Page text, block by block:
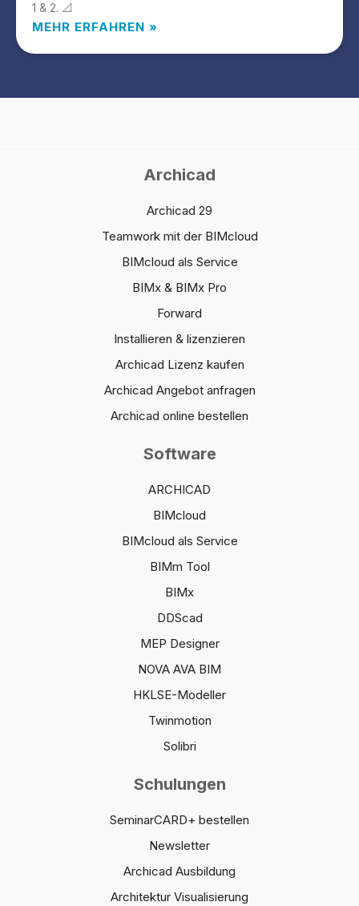
1 & 2. 📐
MEHR ERFAHREN »
Archicad
Archicad 29
Teamwork mit der BIMcloud
BIMcloud als Service
BIMx & BIMx Pro
Forward
Installieren & lizenzieren
Archicad Lizenz kaufen
Archicad Angebot anfragen
Archicad online bestellen
Software
ARCHICAD
BIMcloud
BIMcloud als Service
BIMm Tool
BIMx
DDScad
MEP Designer
NOVA AVA BIM
HKLSE-Modeller
Twinmotion
Solibri
Schulungen
SeminarCARD+ bestellen
Newsletter
Archicad Ausbildung
Architektur Visualisierung